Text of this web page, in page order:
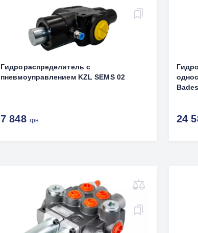
Гидрораспределитель с
пневмоуправлением KZL SEMS 02
7 848 грн 24